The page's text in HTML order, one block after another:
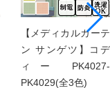
【メディカルカーテ
ン サンゲツ】コデ
ィー PK4027-
PK4029(全3色)